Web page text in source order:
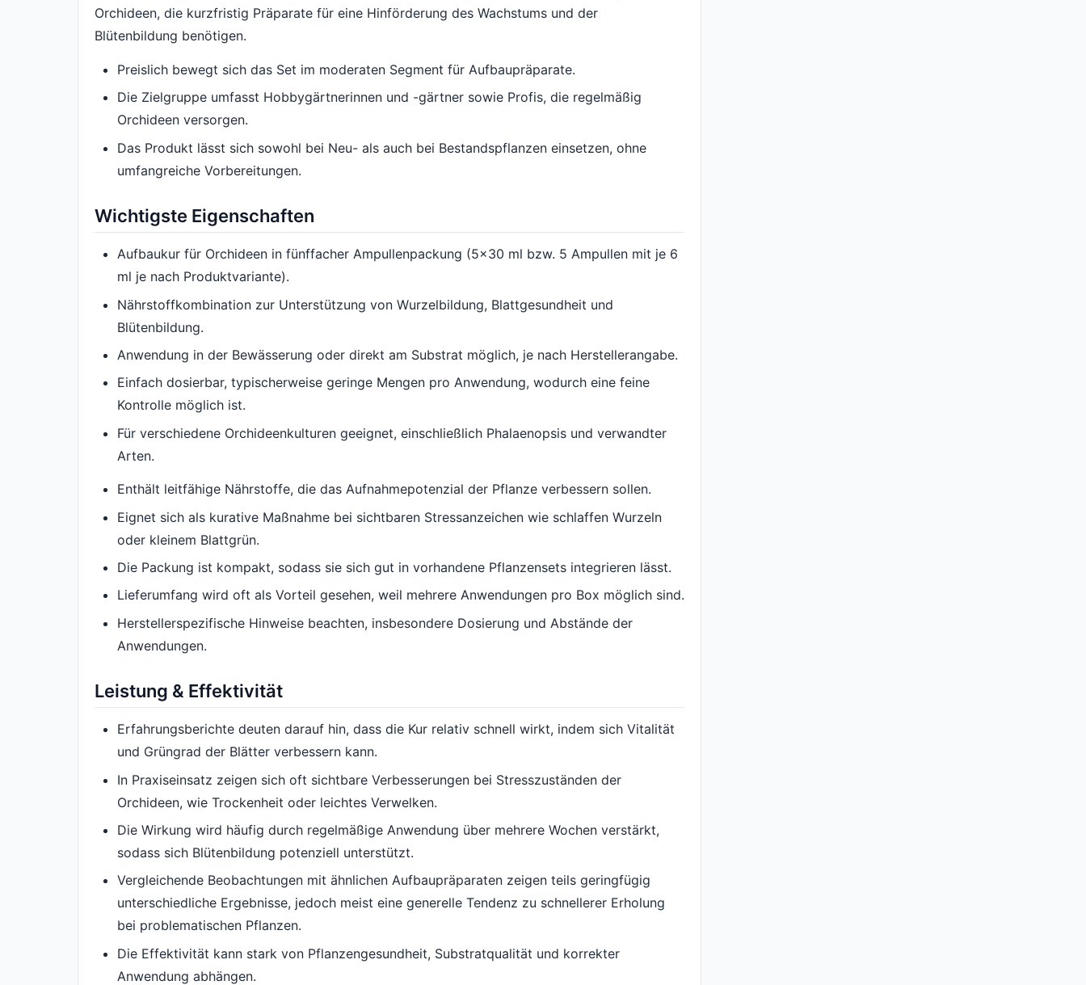
Orchideen, die kurzfristig Präparate für eine Hinförderung des Wachstums und der
Blütenbildung benötigen.
Preislich bewegt sich das Set im moderaten Segment für Aufbaupräparate.
Die Zielgruppe umfasst Hobbygärtnerinnen und -gärtner sowie Profis, die regelmäßig
Orchideen versorgen.
Das Produkt lässt sich sowohl bei Neu- als auch bei Bestandspflanzen einsetzen, ohne
umfangreiche Vorbereitungen.
Wichtigste Eigenschaften
Aufbaukur für Orchideen in fünffacher Ampullenpackung (5x30 ml bzw. 5 Ampullen mit je 6
ml je nach Produktvariante).
Nährstoffkombination zur Unterstützung von Wurzelbildung, Blattgesundheit und
Blütenbildung.
Anwendung in der Bewässerung oder direkt am Substrat möglich, je nach Herstellerangabe.
Einfach dosierbar, typischerweise geringe Mengen pro Anwendung, wodurch eine feine
Kontrolle möglich ist.
Für verschiedene Orchideenkulturen geeignet, einschließlich Phalaenopsis und verwandter
Arten.
Enthält leitfähige Nährstoffe, die das Aufnahmepotenzial der Pflanze verbessern sollen.
Eignet sich als kurative Maßnahme bei sichtbaren Stressanzeichen wie schlaffen Wurzeln
oder kleinem Blattgrün.
Die Packung ist kompakt, sodass sie sich gut in vorhandene Pflanzensets integrieren lässt.
Lieferumfang wird oft als Vorteil gesehen, weil mehrere Anwendungen pro Box möglich sind.
Herstellerspezifische Hinweise beachten, insbesondere Dosierung und Abstände der
Anwendungen.
Leistung & Effektivität
Erfahrungsberichte deuten darauf hin, dass die Kur relativ schnell wirkt, indem sich Vitalität
und Grüngrad der Blätter verbessern kann.
In Praxiseinsatz zeigen sich oft sichtbare Verbesserungen bei Stresszuständen der
Orchideen, wie Trockenheit oder leichtes Verwelken.
Die Wirkung wird häufig durch regelmäßige Anwendung über mehrere Wochen verstärkt,
sodass sich Blütenbildung potenziell unterstützt.
Vergleichende Beobachtungen mit ähnlichen Aufbaupräparaten zeigen teils geringfügig
unterschiedliche Ergebnisse, jedoch meist eine generelle Tendenz zu schnellerer Erholung
bei problematischen Pflanzen.
Die Effektivität kann stark von Pflanzengesundheit, Substratqualität und korrekter
Anwendung abhängen.